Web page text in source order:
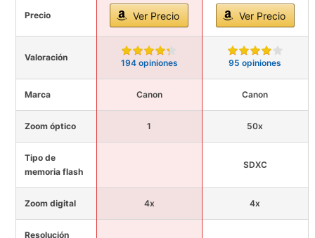
Precio Ver Precio Ver Precio
Valoración
194 opiniones 95 opiniones
Marca Canon Canon
Zoom óptico 1 50x
Tipo de
memoria flash
SDXC
Zoom digital 4x 4x
Resolución